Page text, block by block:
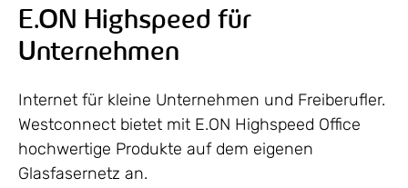
E.ON Highspeed für
Unternehmen
Internet für kleine Unternehmen und Freiberufler.
Westconnect bietet mit E.ON Highspeed Office
hochwertige Produkte auf dem eigenen
Glasfasernetz an.